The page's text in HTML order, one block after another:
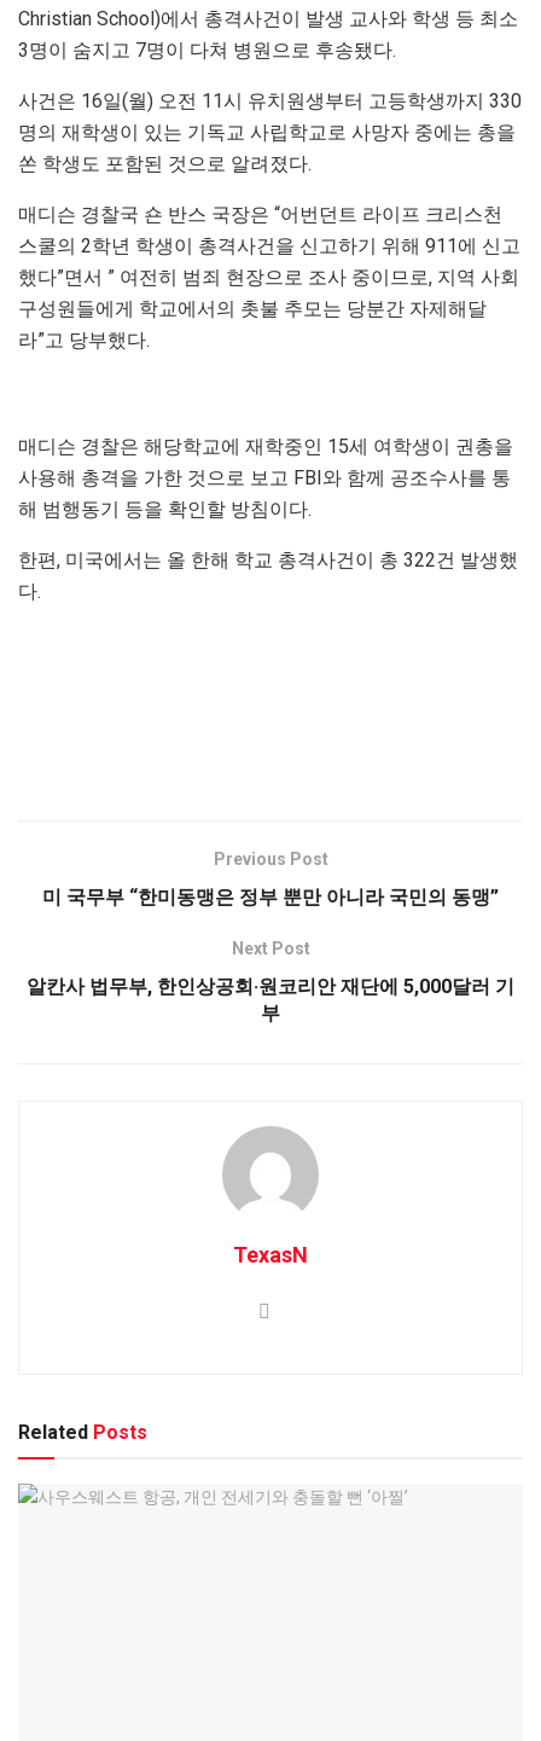
Christian School)에서 총격사건이 발생 교사와 학생 등 최소
3명이 숨지고 7명이 다쳐 병원으로 후송됐다.
사건은 16일(월) 오전 11시 유치원생부터 고등학생까지 330
명의 재학생이 있는 기독교 사립학교로 사망자 중에는 총을
쏜 학생도 포함된 것으로 알려졌다.
매디슨 경찰국 숀 반스 국장은 “어번던트 라이프 크리스천
스쿨의 2학년 학생이 총격사건을 신고하기 위해 911에 신고
했다”면서 ” 여전히 범죄 현장으로 조사 중이므로, 지역 사회
구성원들에게 학교에서의 촛불 추모는 당분간 자제해달
라”고 당부했다.
매디슨 경찰은 해당학교에 재학중인 15세 여학생이 권총을
사용해 총격을 가한 것으로 보고 FBI와 함께 공조수사를 통
해 범행동기 등을 확인할 방침이다.
한편, 미국에서는 올 한해 학교 총격사건이 총 322건 발생했
다.
Previous Post
미 국무부 “한미동맹은 정부 뿐만 아니라 국민의 동맹”
Next Post
알칸사 법무부, 한인상공회·원코리안 재단에 5,000달러 기
부
TexasN
Related Posts